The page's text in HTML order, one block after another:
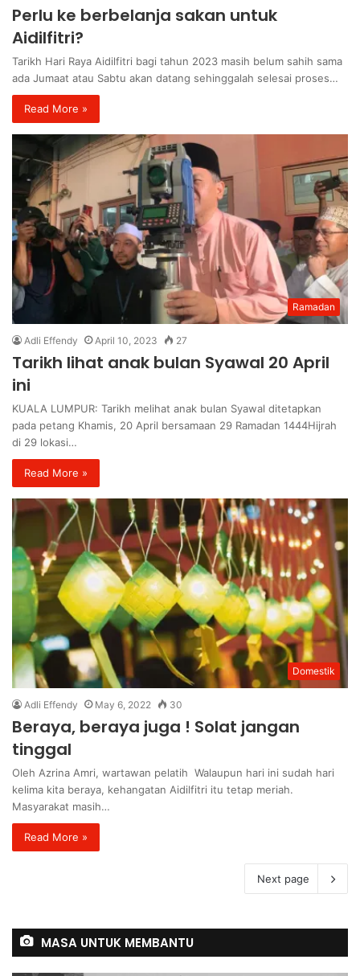
Perlu ke berbelanja sakan untuk
Aidilfitri?
Tarikh Hari Raya Aidilfitri bagi tahun 2023 masih belum sahih sama
ada Jumaat atau Sabtu akan datang sehinggalah selesai proses…
Read More »
Ramadan
Adli Effendy April 10, 2023 27
Tarikh lihat anak bulan Syawal 20 April
ini
KUALA LUMPUR: Tarikh melihat anak bulan Syawal ditetapkan
pada petang Khamis, 20 April bersamaan 29 Ramadan 1444Hijrah
di 29 lokasi…
Read More »
Domestik
Adli Effendy May 6, 2022 30
Beraya, beraya juga ! Solat jangan
tinggal
Oleh Azrina Amri, wartawan pelatih Walaupun hari ini sudah hari
kelima kita beraya, kehangatan Aidilfitri itu tetap meriah.
Masyarakat masih…
Read More »
Next page
MASA UNTUK MEMBANTU